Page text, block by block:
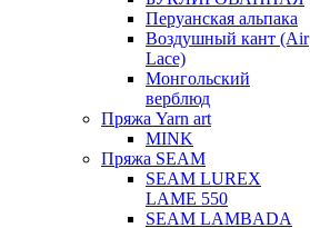
Перуанская альпака
Воздушный кант (Air
Lace)
Монгольский
верблюд
Пряжа Yarn art
MINK
Пряжа SEAM
SEAM LUREX
LAME 550
SEAM LAMBADA